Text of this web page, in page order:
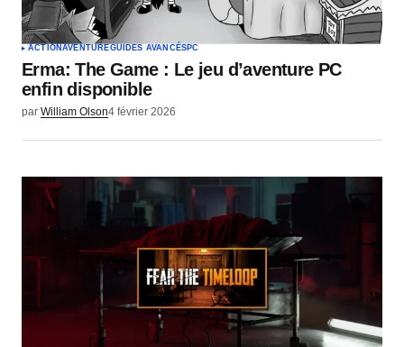
ACTIONAVENTUREGUIDES AVANCÉS PC
Erma: The Game : Le jeu d’aventure PC
enfin disponible
par William Olson4 février 2026